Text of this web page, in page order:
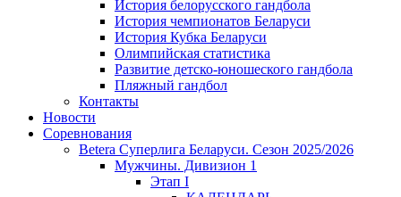
История белорусского гандбола
История чемпионатов Беларуси
История Кубка Беларуси
Олимпийская статистика
Развитие детско-юношеского гандбола
Пляжный гандбол
Контакты
Новости
Соревнования
Betera Суперлига Беларуси. Сезон 2025/2026
Мужчины. Дивизион 1
Этап I